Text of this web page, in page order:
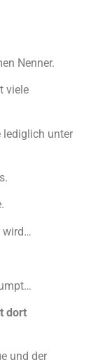
Nenner.
viele
lediglich unter
wird…
dort
und der